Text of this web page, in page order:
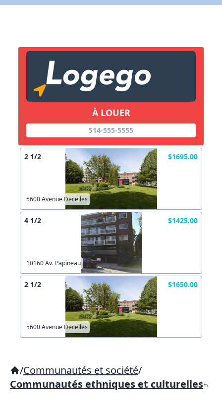
À LOUER
514-555-5555
2 1/2 $1695.00
5600 Avenue Decelles
4 1/2 $1425.00
10160 Av. Papineau
2 1/2 $1650.00
5600 Avenue Decelles
/Communautés et société/
Communautés ethniques et culturelles
Lien vers inscription (sera inclus dans courriel)
Copier lien
X Fermer